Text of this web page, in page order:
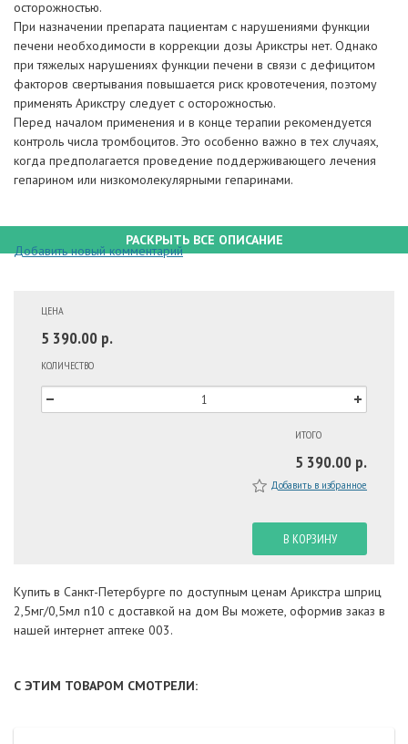
осторожностью.
При назначении препарата пациентам с нарушениями функции
печени необходимости в коррекции дозы Арикстры нет. Однако
при тяжелых нарушениях функции печени в связи с дефицитом
факторов свертывания повышается риск кровотечения, поэтому
применять Арикстру следует с осторожностью.
Перед началом применения и в конце терапии рекомендуется
контроль числа тромбоцитов. Это особенно важно в тех случаях,
когда предполагается проведение поддерживающего лечения
гепарином или низкомолекулярными гепаринами.
РАСКРЫТЬ ВСЕ ОПИСАНИЕ
Добавить новый комментарий
ЦЕНА
5 390.00 р.
КОЛИЧЕСТВО
ИТОГО
5 390.00 р.
Добавить в избранное
В КОРЗИНУ
Купить в Санкт-Петербурге по доступным ценам Арикстра шприц
2,5мг/0,5мл n10 с доставкой на дом Вы можете, оформив заказ в
нашей интернет аптеке 003.
С ЭТИМ ТОВАРОМ СМОТРЕЛИ: